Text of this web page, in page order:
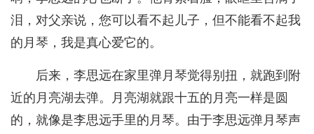
泪，对父亲说，您可以看不起儿子，但不能看不起我
的月琴，我是真心爱它的。
后来，李思远在家里弹月琴觉得别扭，就跑到附
近的月亮湖去弹。月亮湖就跟十五的月亮一样是圆
的，就像是李思远手里的月琴。由于李思远弹月琴声